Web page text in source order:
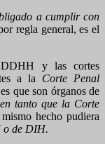
a cumplir con
regla general, es el
y las cortes
a la Corte Penal
que son órganos de
tanto que la Corte
hecho pudiera
o de DIH.